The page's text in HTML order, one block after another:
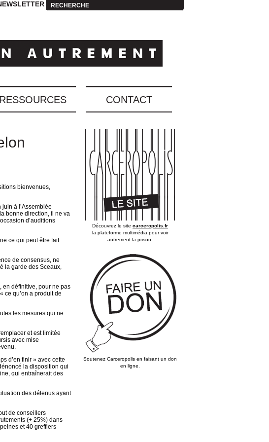
RECHERCHE
RESSOURCES CONTACT
bienvenues,
à l’Assemblée
bonne direction, il ne va
d’auditions
ce qui peut être fait
de consensus, ne
la garde des Sceaux,
en définitive, pour ne pas
ce qu’on a produit de
les mesures qui ne
et est limitée
avec mise
d’en finir » avec cette
la disposition qui
qui entraînerait des
des détenus ayant
de conseillers
(+ 25%) dans
et 40 greffiers
Découvrez le site carceropolis.fr
la plateforme multimédia pour voir
autrement la prison.
Soutenez Carceropolis en faisant un don
en ligne.